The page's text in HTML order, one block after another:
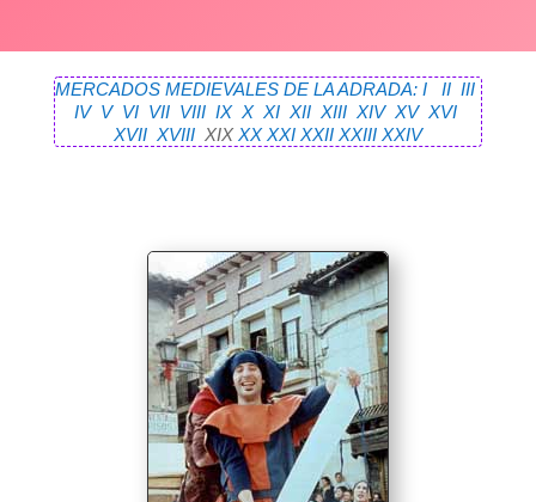
MERCADOS MEDIEVALES DE LA ADRADA: I II III
IV V VI VII VIII IX X XI XII XIII XIV XV XVI
XVII XVIIIXIX XX XXI XXII XXIII XXIV